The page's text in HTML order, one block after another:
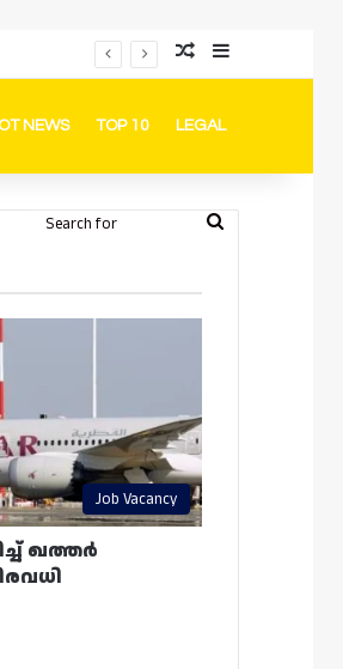
Random Article
Sidebar
NEWS TOP 10 LEGAL
Article
Switch skin
Search
Job Vacancy
ഖത്തർ